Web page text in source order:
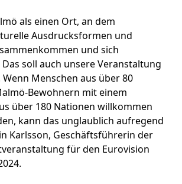
als einen Ort, an dem
Ausdrucksformen und
und sich
soll auch unsere Veranstaltung
Menschen aus über 80
Bewohnern mit einem
über 180 Nationen willkommen
kann das unglaublich aufregend
Karlsson, Geschäftsführerin der
für den Eurovision